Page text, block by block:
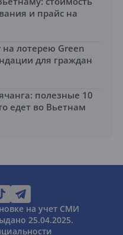
и прайс на
на лотерею Green
для граждан
полезные 10
едет во Вьетнам
на учет СМИ
25.04.2025.